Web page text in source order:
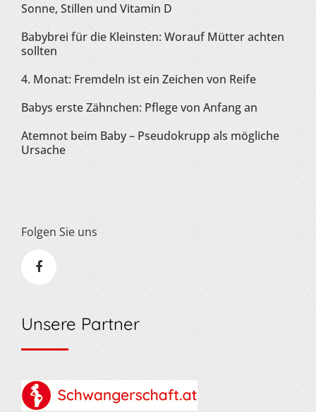
Sonne, Stillen und Vitamin D
Babybrei für die Kleinsten: Worauf Mütter achten
sollten
4. Monat: Fremdeln ist ein Zeichen von Reife
Babys erste Zähnchen: Pflege von Anfang an
Atemnot beim Baby – Pseudokrupp als mögliche
Ursache
Folgen Sie uns
Unsere Partner